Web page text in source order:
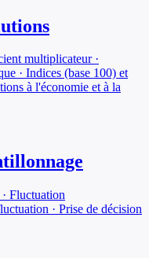
multiplicateur ·
· Indices (base 100) et
à l'économie et à la
Fluctuation
· Prise de décision